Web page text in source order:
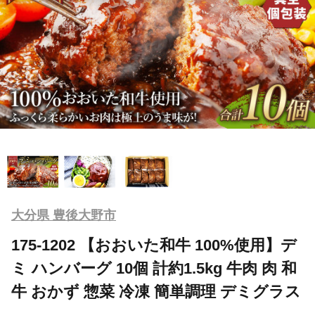
大分県 豊後大野市
175-1202 【おおいた和牛 100%使用】デ
ミ ハンバーグ 10個 計約1.5kg 牛肉 肉 和
牛 おかず 惣菜 冷凍 簡単調理 デミグラス